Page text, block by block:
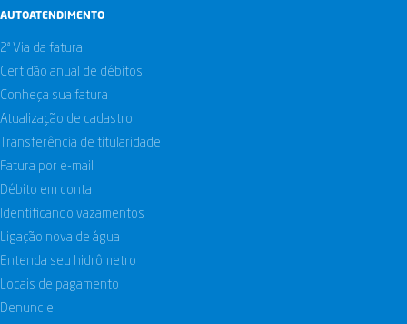
AUTOATENDIMENTO
2ª Via da fatura
Certidão anual de débitos
Conheça sua fatura
Atualização de cadastro
Transferência de titularidade
Fatura por e-mail
Débito em conta
Identificando vazamentos
Ligação nova de água
Entenda seu hidrômetro
Locais de pagamento
Denuncie